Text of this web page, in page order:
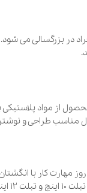
می شود. به ‌همین
‌با ‌دوام
انگشتان را در خود